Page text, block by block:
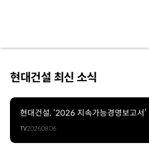
현대건설 최신 소식
현대건설, ‘2026 지속가능경영보고서’
TV2026.08.06